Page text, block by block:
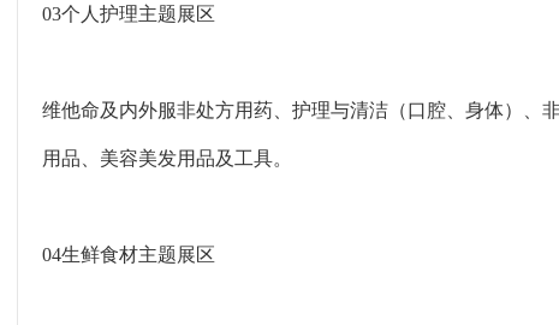
03个人护理主题展区
维他命及内外服非处方用药、护理与清洁（口腔、身体）、
用品、美容美发用品及工具。
04生鲜食材主题展区